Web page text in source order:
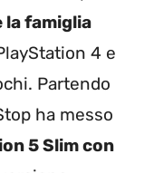
famiglia
4 e
Partendo
ha messo
5 Slim con